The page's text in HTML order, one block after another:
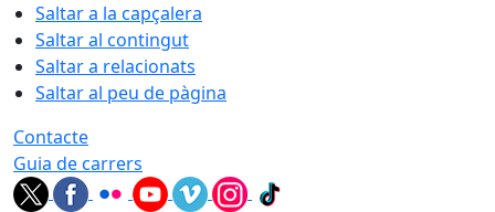
Saltar a la capçalera
Saltar al contingut
Saltar a relacionats
Saltar al peu de pàgina
Contacte
Guia de carrers